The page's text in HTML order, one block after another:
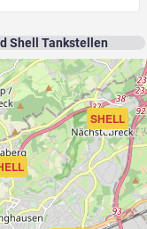
Shell Tankstellen
SHELL